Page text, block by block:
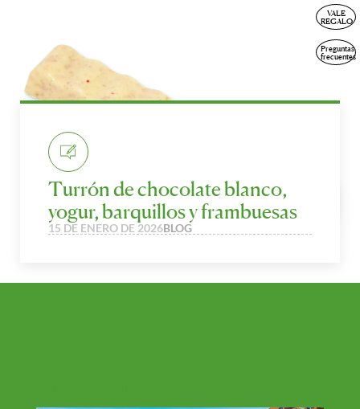
VALE
REGALO
Preguntas
frecuentes
Turrón de chocolate blanco,
yogur, barquillos y frambuesas
15 DE ENERO DE 2026BLOG